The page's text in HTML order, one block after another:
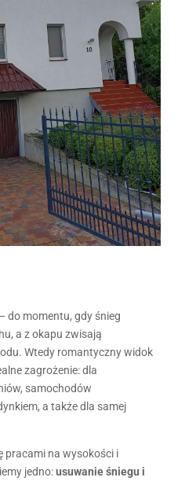
do momentu, gdy śnieg
a z okapu zwisają
Wtedy romantyczny widok
zagrożenie: dla
samochodów
a także dla samej
pracami na wysokości i
jedno:usuwanie śniegu i